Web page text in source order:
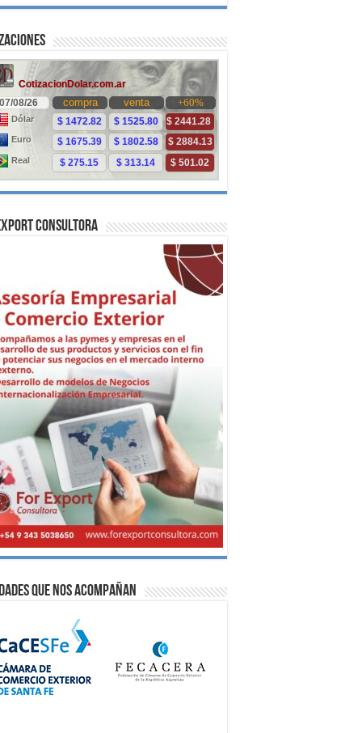
Consultora
que nos acompañan